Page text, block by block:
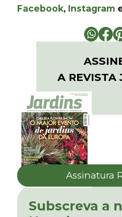
Facebook, Instagram
A REVISTA
Assinatura
Subscreva a